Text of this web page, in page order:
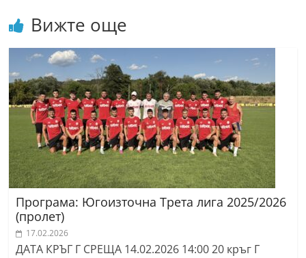
k
-
b
g
.
i
n
f
,
Вижте още
Програма: Югоизточна Трета лига 2025/2026
(пролет)
17.02.2026
ДАТА КРЪГ Г СРЕЩА 14.02.2026 14:00 20 кръг Г